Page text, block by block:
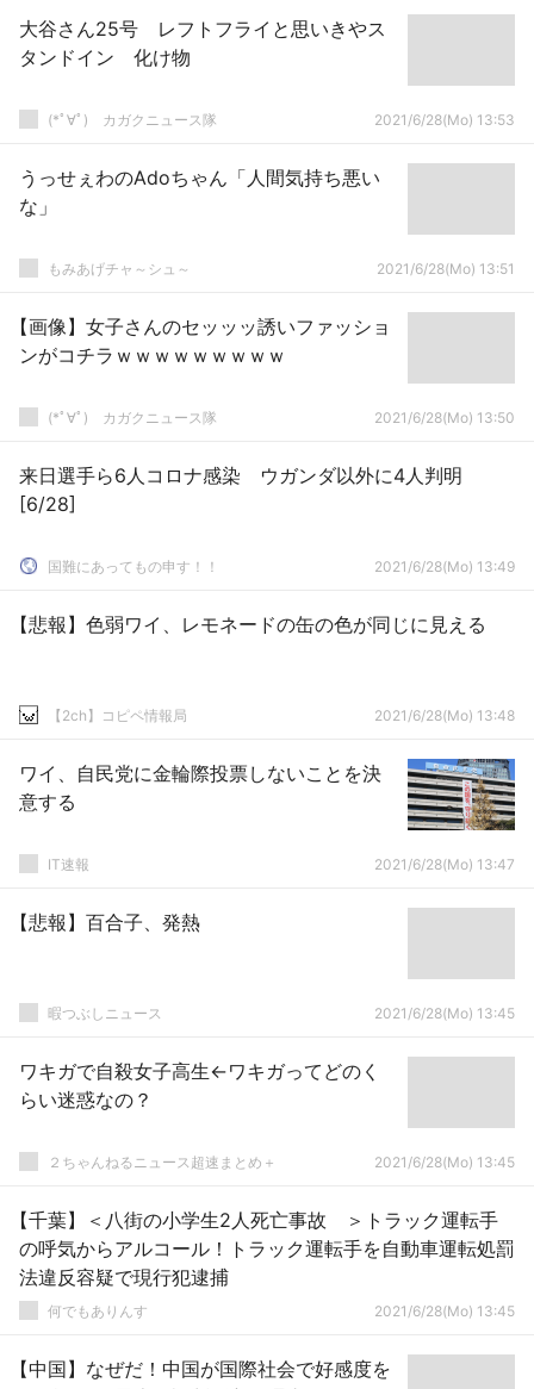
大谷さん25号 レフトフライと思いきやス
タンドイン 化け物
(*ﾟ∀ﾟ)ゞカガクニュース隊 2021/6/28(Mo) 13:53
うっせぇわのAdoちゃん「人間気持ち悪い
な」
もみあげチャ～シュ～ 2021/6/28(Mo) 13:51
【画像】女子さんのセッッッ誘いファッショ
ンがコチラｗｗｗｗｗｗｗｗｗ
(*ﾟ∀ﾟ)ゞカガクニュース隊 2021/6/28(Mo) 13:50
来日選手ら6人コロナ感染 ウガンダ以外に4人判明
[6/28]
国難にあってもの申す！！ 2021/6/28(Mo) 13:49
【悲報】色弱ワイ、レモネードの缶の色が同じに見える
【2ch】コピペ情報局 2021/6/28(Mo) 13:48
ワイ、自民党に金輪際投票しないことを決
意する
IT速報 2021/6/28(Mo) 13:47
【悲報】百合子、発熱
暇つぶしニュース 2021/6/28(Mo) 13:45
ワキガで自殺女子高生←ワキガってどのく
らい迷惑なの？
２ちゃんねるニュース超速まとめ＋ 2021/6/28(Mo) 13:45
【千葉】＜八街の小学生2人死亡事故 ＞トラック運転手
の呼気からアルコール！トラック運転手を自動車運転処罰
法違反容疑で現行犯逮捕
何でもありんす 2021/6/28(Mo) 13:45
【中国】なぜだ！中国が国際社会で好感度を